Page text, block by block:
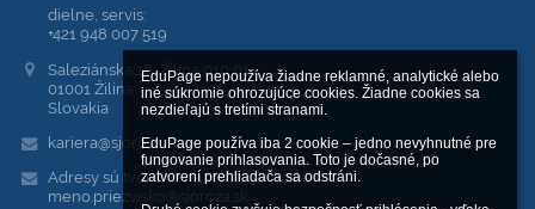
EduPage nepoužíva žiadne reklamné, analytické alebo
iné súkromie ohrozujúce cookies. Žiadne cookies sa
nezdieľajú s tretími stranami.
EduPage používa iba 2 cookie – jedno nevyhnutné pre
fungovanie prihlasovania. Toto je dočasné, po
zatvorení prehliadača sa odstráni.
dielne, servis:
+421 948 007 519
Saleziánska 18, Žilina 010 01
01001 Žilina
Slovakia
kariera@sjoroza.sk
Adresy sú tvorené na tomto princípe:
meno.priezvisko@sjoroza.sk